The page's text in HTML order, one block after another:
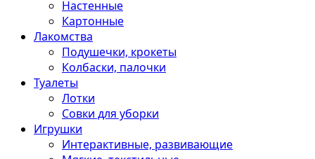
Настенные
Картонные
Лакомства
Подушечки, крокеты
Колбаски, палочки
Туалеты
Лотки
Совки для уборки
Игрушки
Интерактивные, развивающие